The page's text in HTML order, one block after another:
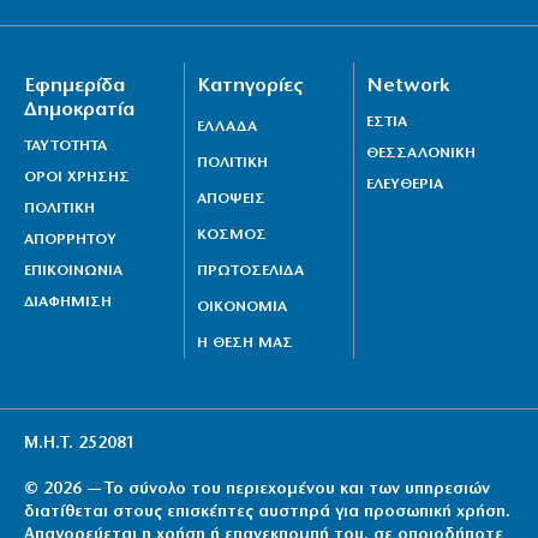
Κύπρος: 318.000 ευρώ για τα Πατριαρχεία
8|08|2026 | 18:30
Εφημερίδα
Δημοκρατία
ΤΑΥΤΟΤΗΤΑ
ΟΡΟΙ ΧΡΗΣΗΣ
ΠΟΛΙΤΙΚΗ
ΑΠΟΡΡΗΤΟΥ
ΕΠΙΚΟΙΝΩΝΙΑ
ΔΙΑΦΗΜΙΣΗ
Κατηγορίες
ΕΛΛΑΔΑ
ΠΟΛΙΤΙΚΗ
ΑΠΟΨΕΙΣ
ΚΟΣΜΟΣ
ΠΡΩΤΟΣΕΛΙΔΑ
ΟΙΚΟΝΟΜΙΑ
Η ΘΕΣΗ ΜΑΣ
Network
ΕΣΤΙΑ
ΘΕΣΣΑΛΟΝΙΚΗ
ΕΛΕΥΘΕΡΙΑ
Μ.Η.Τ. 252081
© 2026 — Το σύνολο του περιεχομένου και των υπηρεσιών
διατίθεται στους επισκέπτες αυστηρά για προσωπική χρήση.